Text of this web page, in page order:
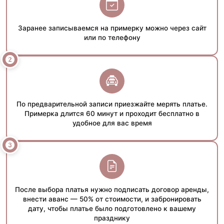
Заранее записываемся на примерку можно через сайт
или по телефону
По предварительной записи приезжайте мерять платье.
Примерка длится 60 минут и проходит бесплатно в
удобное для вас время
После выбора платья нужно подписать договор аренды,
внести аванс — 50% от стоимости, и забронировать
дату, чтобы платье было подготовлено к вашему
празднику